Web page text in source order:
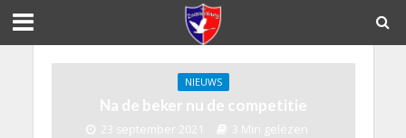
NIEUWS
Na de beker nu de competitie
23 september 2021 3 Min gelezen